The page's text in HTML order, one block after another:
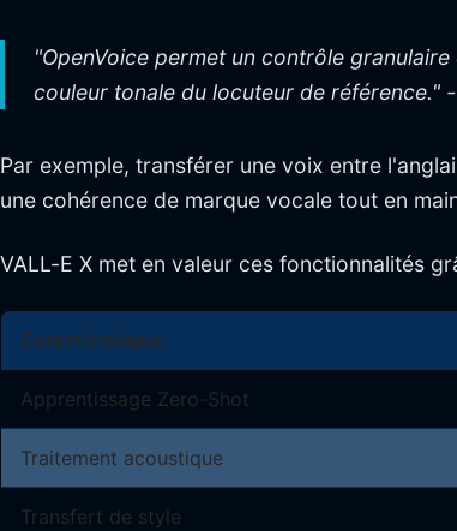
"OpenVoice permet un contrôle
couleur tonale du locuteur de référence."
Par exemple, transférer une voix entre
une cohérence de marque vocale tout en
VALL-E X met en valeur ces fonctionnalités
Caractéristique
Apprentissage Zero-Shot
Traitement acoustique
Transfert de style